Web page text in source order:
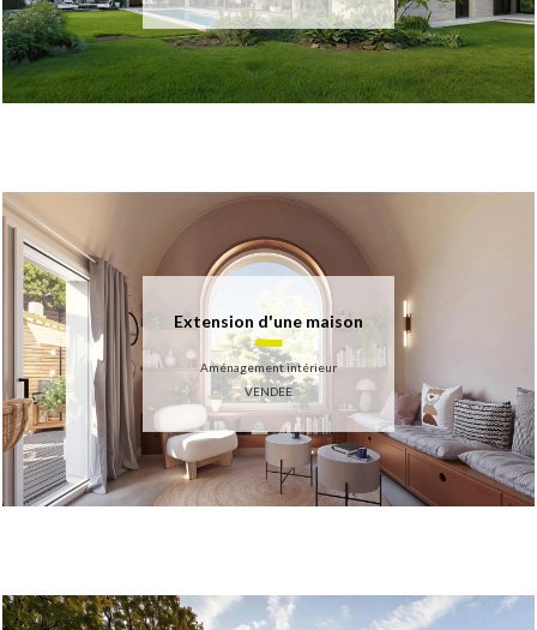
Extension d'une maison
Aménagement intérieur
VENDEE